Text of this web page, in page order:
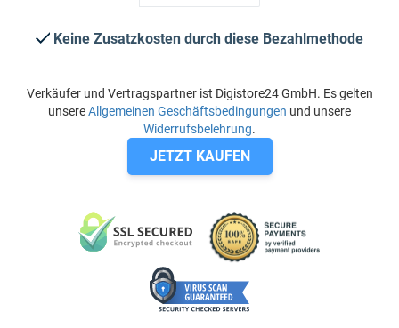
Keine Zusatzkosten durch diese Bezahlmethode
Verkäufer und Vertragspartner ist Digistore24 GmbH. Es gelten
unsereAllgemeinen Geschäftsbedingungen und unsere
Widerrufsbelehrung.
JETZT KAUFEN